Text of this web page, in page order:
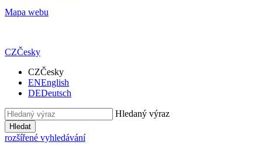
Mapa webu
CZČesky
CZČesky
ENEnglish
DEDeutsch
Hledaný výraz
Hledat
rozšířené vyhledávání